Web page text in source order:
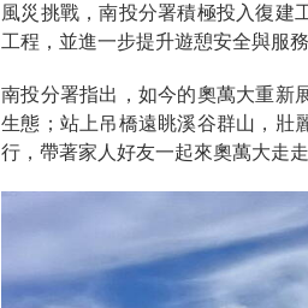
風災挑戰，南投分署積極投入復建
工程，並進一步提升遊憩安全與服
南投分署指出，如今的奧萬大重新
生態；站上吊橋遠眺溪谷群山，壯
行，帶著家人好友一起來奧萬大走